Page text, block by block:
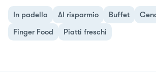
In padella Al risparmio Buffet
Finger Food
Piatti freschi